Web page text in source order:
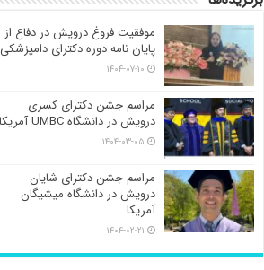
موفقیت فروغ درویش در دفاع از
پایان نامه دوره دکترای دامپزشکی
۱۴۰۴-۰۷-۱۰
مراسم جشن دکترای کسری
درویش در دانشگاه UMBC آمریکا
۱۴۰۴-۰۳-۰۵
مراسم جشن دکترای شایان
درویش در دانشگاه میشیگان
آمریکا
۱۴۰۴-۰۲-۲۱